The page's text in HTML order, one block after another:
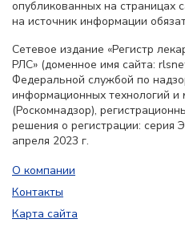
опубликованных на страницах
на источник информации
Сетевое издание «Регистр
РЛС» (доменное имя сайта:
Федеральной службой по
информационных технологий и
(Роскомнадзор),
решения о регистрации:
апреля 2023 г.
О компании
Контакты
Карта сайта